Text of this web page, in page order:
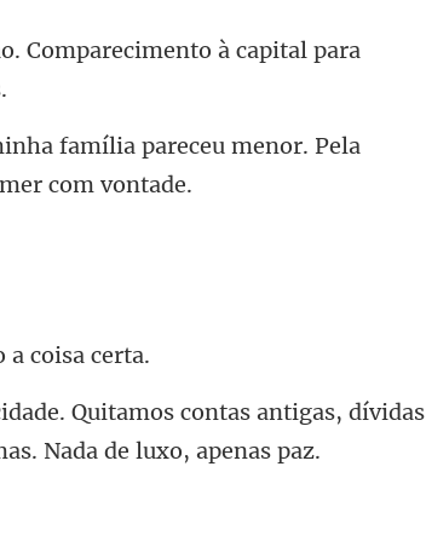
o. Comparecimento à capital para
a família pareceu menor. Pela
tamos contas antigas, dívidas